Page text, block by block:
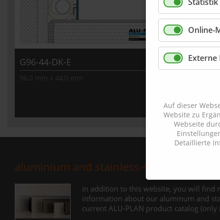
G96-44-DK-E
aluminium and stainless-steel profiles
in addition to this website, you will find
information about our aluminum and
current ALU-PLAN product catalog (only
Online-
Externe
Auf dieser
Website zu
Webseite
Detaillierte